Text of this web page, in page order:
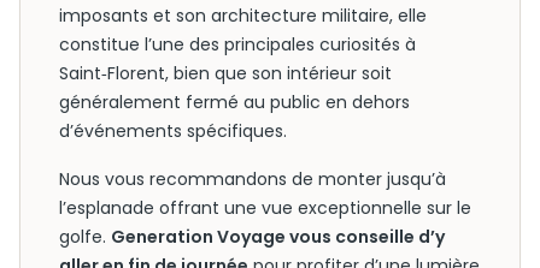
imposants et son architecture militaire, elle
constitue l’une des principales curiosités à
Saint‑Florent, bien que son intérieur soit
généralement fermé au public en dehors
d’événements spécifiques.
Nous vous recommandons de monter jusqu’à
l’esplanade offrant une vue exceptionnelle sur le
golfe. Generation Voyage vous conseille d’y